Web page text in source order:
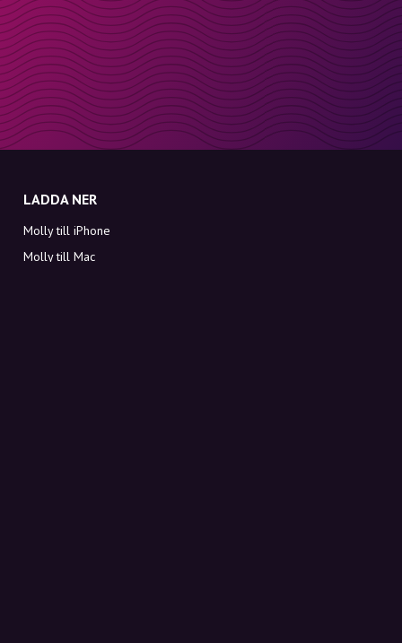
LADDA NER
Molly till iPhone
Molly till Mac